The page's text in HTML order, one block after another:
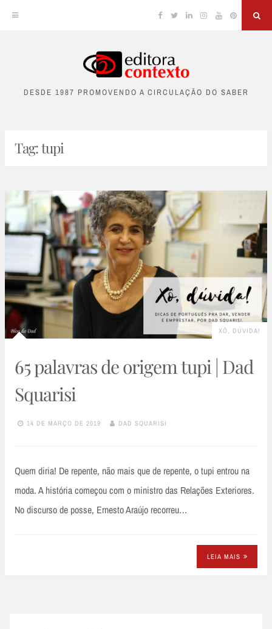
content
Facebook
TwitterLinkedinInstagram
YouTubePinterest
DESDE 1987 PROMOVENDO A CIRCULAÇÃO DO SABER
Tag:tupi
XÔ, DÚVIDA!
65 palavras de origem tupi | Dad
Squarisi
14 DE MARÇO DE 2019 DAD SQUARISI
Quem diria! De repente, não mais que de repente, o tupi entrou na
moda. A história começou com o ministro das Relações Exteriores.
No discurso de posse, Ernesto Araújo recorreu…
LEIA MAIS